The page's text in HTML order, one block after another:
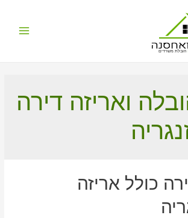
הובלת משרדים
ואריזה דירה
כולל אריזה